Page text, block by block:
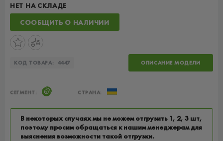
НЕТ НА СКЛАДЕ
СООБЩИТЬ О НАЛИЧИИ
КОД ТОВАРА: 4447 ОПИСАНИЕ МОДЕЛИ
СЕГМЕНТ: СТРАНА:
В некоторых случаях мы не можем отгрузить 1, 2, 3 шт,
поэтому просим обращаться к нашим менеджерам для
выяснения возможности такой отгрузки.